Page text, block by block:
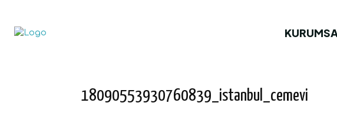
18090553930760839_istanbul_cemevi